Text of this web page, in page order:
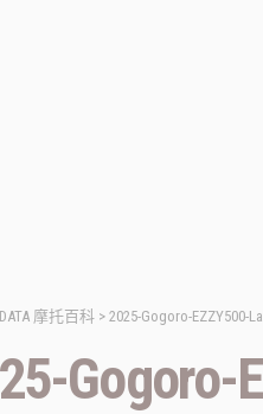
摩托百科 > 2025-Gogoro-EZZY500-
Gogoro-